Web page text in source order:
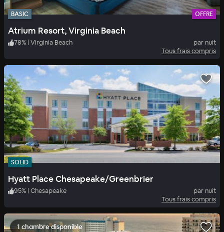
BASIC OFFRE
Atrium Resort, Virginia Beach
78% | Virginia Beach
par nuit
Tous frais compris
SOLID
Hyatt Place Chesapeake/Greenbrier
95% | Chesapeake
par nuit
Tous frais compris
1 chambre disponible